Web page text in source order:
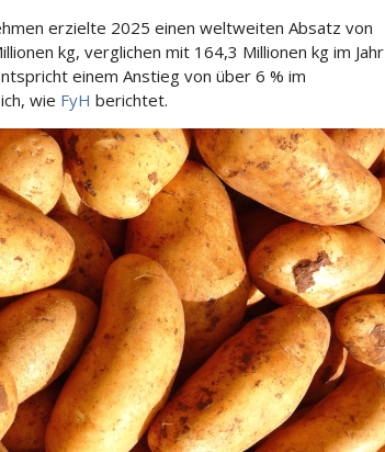
erzielte 2025 einen weltweiten Absatz von
kg, verglichen mit 164,3 Millionen kg im Jahr
einem Anstieg von über 6 % im
wie FyH berichtet.